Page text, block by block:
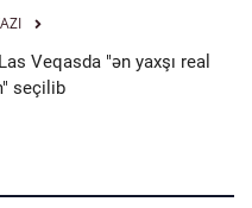
Veqasda "ən yaxşı real
seçilib